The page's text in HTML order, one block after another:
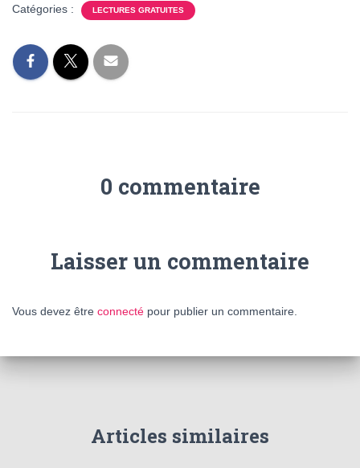
Catégories : LECTURES GRATUITES
0 commentaire
Laisser un commentaire
Vous devez être connecté pour publier un commentaire.
Articles similaires